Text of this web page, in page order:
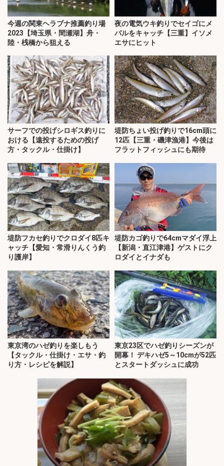
今週の関東ヘラブナ推薦釣り場
2023【埼玉県・間瀬湖】舟・
陸・桟橋から狙える
夜の電気ウキ釣りでセイゴにメ
バルをキャッチ【三重】イソメ
エサにヒット
サーフでの投げシロギス釣りに
おける【遠投するための投げ
方・タックル・仕掛け】
堤防ちょい投げ釣りで16cm頭に
12匹【三重・磯津漁港】今後は
フラットフィッシュにも期待
堤防フカセ釣りでクロダイ8匹キ
ャッチ【愛知・常滑りんくう釣
り護岸】
堤防カゴ釣りで64cmマダイ浮上
【新潟・直江津港】ゲストにク
ロダイとイナダも
東京湾のハゼ釣りを楽しもう
【タックル・仕掛け・エサ・釣
り方・レシピを解説】
東京23区でハゼ釣りシーズンが
開幕！ デキハゼ5～10cmが52匹
とスタートダッシュに成功